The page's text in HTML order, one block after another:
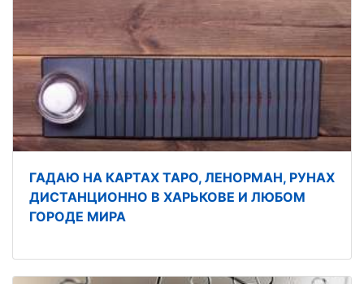
ГАДАЮ НА КАРТАХ ТАРО, ЛЕНОРМАН, РУНАХ
ДИСТАНЦИОННО В ХАРЬКОВЕ И ЛЮБОМ
ГОРОДЕ МИРА